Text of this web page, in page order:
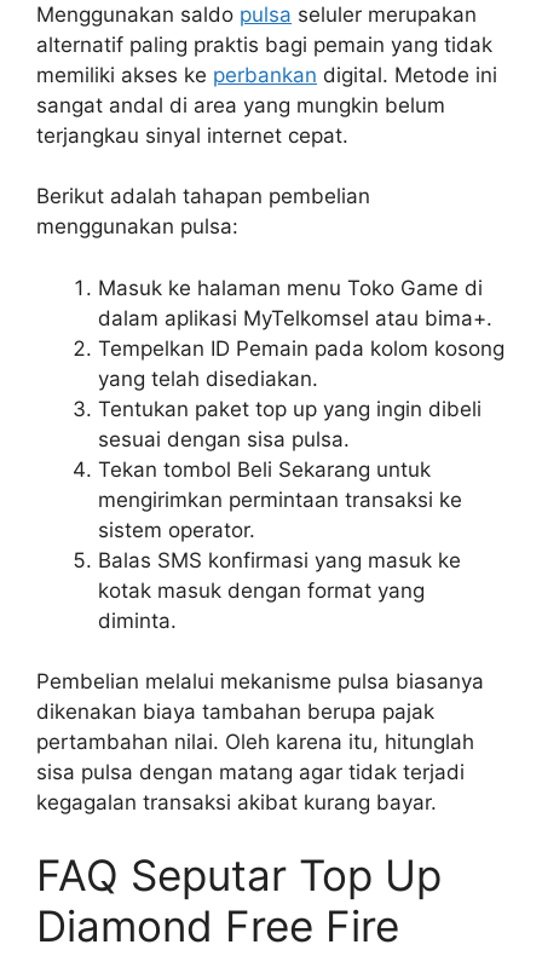
Menggunakan saldo pulsa seluler merupakan
alternatif paling praktis bagi pemain yang tidak
memiliki akses ke perbankan digital. Metode ini
sangat andal di area yang mungkin belum
terjangkau sinyal internet cepat.
Berikut adalah tahapan pembelian
menggunakan pulsa:
Masuk ke halaman menu Toko Game di
dalam aplikasi MyTelkomsel atau bima+.
Tempelkan ID Pemain pada kolom kosong
yang telah disediakan.
Tentukan paket top up yang ingin dibeli
sesuai dengan sisa pulsa.
Tekan tombol Beli Sekarang untuk
mengirimkan permintaan transaksi ke
sistem operator.
Balas SMS konfirmasi yang masuk ke
kotak masuk dengan format yang
diminta.
Pembelian melalui mekanisme pulsa biasanya
dikenakan biaya tambahan berupa pajak
pertambahan nilai. Oleh karena itu, hitunglah
sisa pulsa dengan matang agar tidak terjadi
kegagalan transaksi akibat kurang bayar.
FAQ Seputar Top Up
Diamond Free Fire